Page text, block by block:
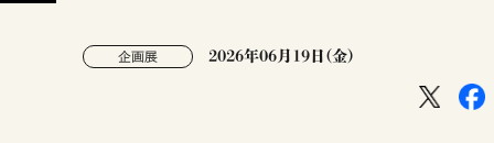
企画展 2026年06月19日(金)